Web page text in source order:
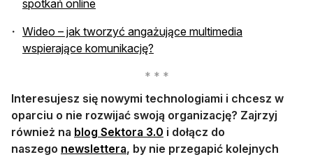
spotkań online
Wideo – jak tworzyć angażujące multimedia
wspierające komunikację?
Interesujesz się nowymi technologiami i chcesz w
oparciu o nie rozwijać swoją organizację? Zajrzyj
również na blog Sektora 3.0 otwiera się w nowej karcie
i dołącz do
naszego newslettera otwiera się w nowej karcie
, by nie przegapić kolejnych